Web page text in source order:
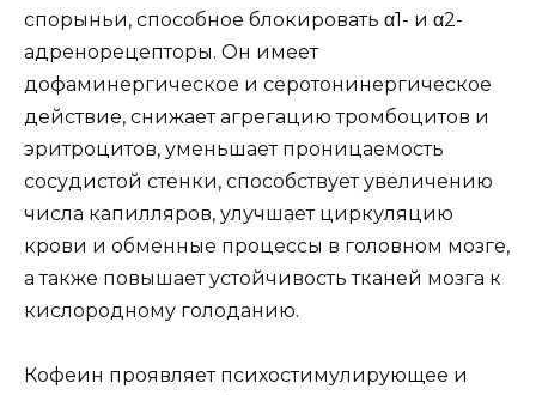
спорыньи, способное блокировать α1- и α2-
адренорецепторы. Он имеет
дофаминергическое и серотонинергическое
действие, снижает агрегацию тромбоцитов и
эритроцитов, уменьшает проницаемость
сосудистой стенки, способствует увеличению
числа капилляров, улучшает циркуляцию
крови и обменные процессы в головном мозге,
а также повышает устойчивость тканей мозга к
кислородному голоданию.
Кофеин проявляет психостимулирующее и